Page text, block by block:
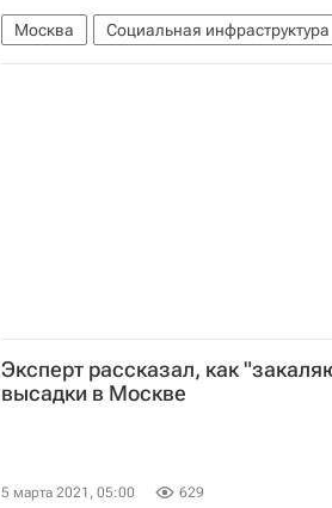
Москва Социальная инфраструктура
Эксперт рассказал, как
высадки в Москве
5 марта 2021, 05:00 629